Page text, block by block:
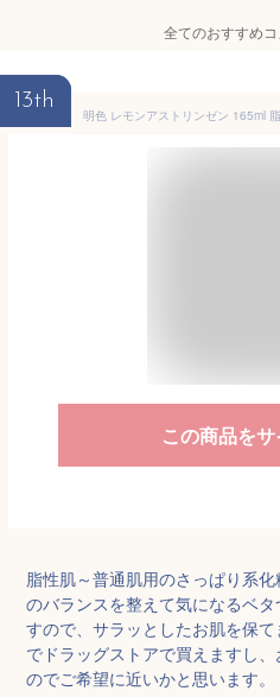
全てのおすすめコ
13th
この商品を
脂性肌～普通肌用のさっぱり系
のバランスを整えて気になるベ
すので、サラッとしたお肌を保
でドラッグストアで買えますし
のでご希望に近いかと思います。